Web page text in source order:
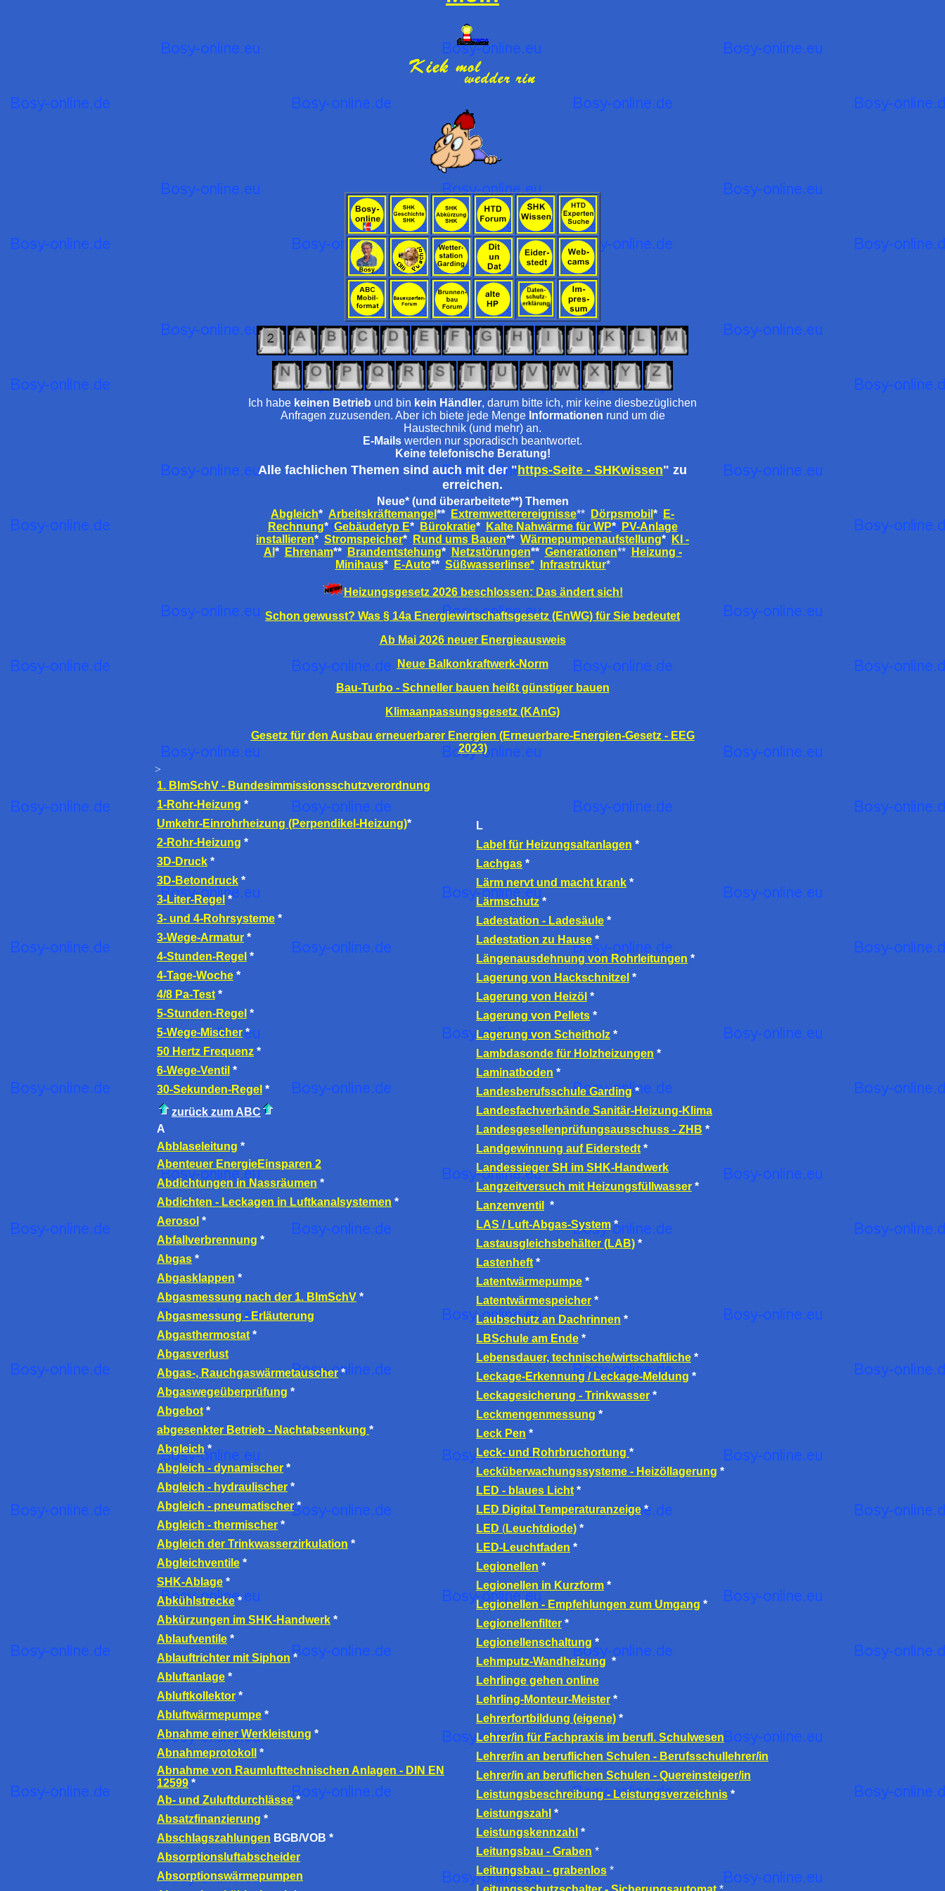
Ich habe keinen Betrieb und bin kein Händler, darum bitte ich, mir keine diesbezüglichen
Anfragen zuzusenden. Aber ich biete jede Menge Informationen rund um die
Haustechnik (und mehr) an.
E-Mails werden nur sporadisch beantwortet.
Keine telefonische Beratung!
Alle fachlichen Themen sind auch mit der "https-Seite - SHKwissen" zu
erreichen.
Neue* (und überarbeitete**) Themen
Abgleich* Arbeitskräftemangel ** Extremwetterereignisse** Dörpsmobil *
E-
Rechnung* Gebäudetyp E* Bürokratie* Kalte Nahwärme für WP*
PV-Anlage
installieren* Stromspeicher* Rund ums Bauen** Wärmepumpenaufstellung*
KI -
AI * Ehrenam** Brandentstehung* Netzstörungen** Generationen**
Heizung -
Minihaus* E-Auto** Süßwasserlinse* Infrastruktur*
Heizungsgesetz 2026 beschlossen: Das ändert sich!
Schon gewusst? Was § 14a Energiewirtschaftsgesetz (EnWG) für Sie bedeutet
Ab Mai 2026 neuer Energieausweis
Neue Balkonkraftwerk-Norm
Bau-Turbo - Schneller bauen heißt günstiger bauen
Klimaanpassungsgesetz (KAnG)
Gesetz für den Ausbau erneuerbarer Energien (Erneuerbare-Energien-Gesetz - EEG
2023)
>
1. BImSchV - Bundesimmissionsschutzverordnung
1-Rohr-Heizung *
Umkehr-Einrohrheizung (Perpendikel-Heizung)*
2-Rohr-Heizung *
3D-Druck *
3D-Betondruck *
3-Liter-Regel*
3- und 4-Rohrsysteme *
3-Wege-Armatur *
4-Stunden-Regel *
4-Tage-Woche *
4/8 Pa-Test *
5-Stunden-Regel *
5-Wege-Mischer*
50 Hertz Frequenz *
6-Wege-Ventil *
30-Sekunden-Regel *
zurück zum ABC
A
Abblaseleitung *
Abenteuer EnergieEinsparen 2
Abdichtungen in Nassräumen *
Abdichten - Leckagen in Luftkanalsystemen *
Aerosol *
Abfallverbrennung *
Abgas *
Abgasklappen *
Abgasmessung nach der 1. BImSchV *
Abgasmessung - Erläuterung
Abgasthermostat *
Abgasverlust
Abgas-, Rauchgaswärmetauscher*
Abgaswegeüberprüfung *
Abgebot *
abgesenkter Betrieb - Nachtabsenkung *
Abgleich *
Abgleich - dynamischer *
Abgleich - hydraulischer *
Abgleich - pneumatischer*
Abgleich - thermischer *
Abgleich der Trinkwasserzirkulation *
Abgleichventile *
SHK-Ablage *
Abkühlstrecke *
Abkürzungen im SHK-Handwerk *
Ablaufventile *
Ablauftrichter mit Siphon *
Abluftanlage *
Abluftkollektor *
Abluftwärmepumpe *
Abnahme einer Werkleistung *
Abnahmeprotokoll
*
Abnahme von Raumlufttechnischen Anlagen - DIN EN
12599 *
Ab- und Zuluftdurchlässe*
Absatzfinanzierung *
Abschlagszahlungen BGB/VOB *
Absorptionsluftabscheider
Absorptionswärmepumpen
L
Label für Heizungsaltanlagen *
Lachgas *
Lärm nervt und macht krank *
Lärmschutz*
Ladestation - Ladesäule *
Ladestation zu Hause *
Längenausdehnung von Rohrleitungen *
Lagerung von Hackschnitzel *
Lagerung von Heizöl *
Lagerung von Pellets *
Lagerung von Scheitholz *
Lambdasonde für Holzheizungen *
Laminatboden *
Landesberufsschule Garding*
Landesfachverbände Sanitär-Heizung-Klima
Landesgesellenprüfungsausschuss - ZHB *
Landgewinnung auf Eiderstedt *
Landessieger SH im SHK-Handwerk
Langzeitversuch mit Heizungsfüllwasser *
Lanzenventil
*
LAS / Luft-Abgas-System *
Lastausgleichsbehälter (LAB) *
Lastenheft *
Latentwärmepumpe *
Latentwärmespeicher *
Laubschutz an Dachrinnen *
LBSchule am Ende *
Lebensdauer, technische/wirtschaftliche *
Leckage-Erkennung / Leckage-Meldung *
Leckagesicherung - Trinkwasser *
Leckmengenmessung *
Leck Pen *
Leck- und Rohrbruchortung *
Lecküberwachungssysteme - Heizöllagerung *
LED - blaues Licht *
LED Digital Temperaturanzeige*
LED (Leuchtdiode) *
LED-Leuchtfaden *
Legionellen *
Legionellen in Kurzform *
Legionellen - Empfehlungen zum Umgang *
Legionellenfilter *
Legionellenschaltung *
Lehmputz-Wandheizung *
Lehrlinge gehen online
Lehrling-Monteur-Meister *
Lehrerfortbildung (eigene) *
Lehrer/in für Fachpraxis im berufl. Schulwesen
Lehrer/in an beruflichen Schulen - Berufsschullehrer/in
Lehrer/in an beruflichen Schulen - Quereinsteiger/in
Leistungsbeschreibung - Leistungsverzeichnis *
Leistungszahl *
Leistungskennzahl *
Leitungsbau - Graben *
Leitungsbau - grabenlos *